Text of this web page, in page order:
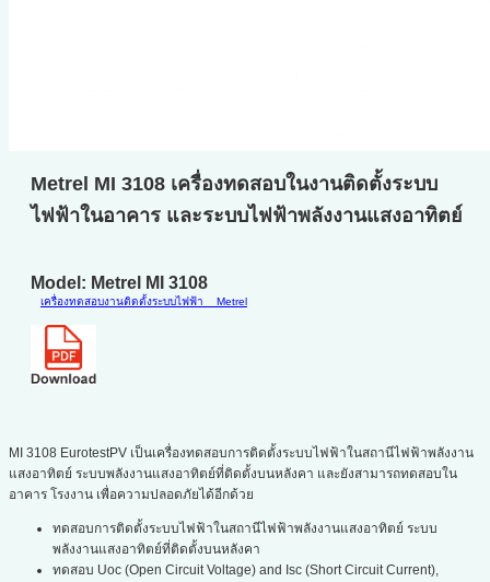
Metrel MI 3108 เครื่องทดสอบในงานติดตั้งระบบ
ไฟฟ้าในอาคาร และระบบไฟฟ้าพลังงานแสงอาทิตย์
Model: Metrel MI 3108
เครื่องทดสอบงานติดตั้งระบบไฟฟ้า Metrel
MI 3108 EurotestPV เป็นเครื่องทดสอบการติดตั้งระบบไฟฟ้าในสถานีไฟฟ้าพลังงาน
แสงอาทิตย์ ระบบพลังงานแสงอาทิตย์ที่ติดตั้งบนหลังคา และยังสามารถทดสอบใน
อาคาร โรงงาน เพื่อความปลอดภัยได้อีกด้วย
ทดสอบการติดตั้งระบบไฟฟ้าในสถานีไฟฟ้าพลังงานแสงอาทิตย์ ระบบ
พลังงานแสงอาทิตย์ที่ติดตั้งบนหลังคา
ทดสอบ Uoc (Open Circuit Voltage) and Isc (Short Circuit Current),